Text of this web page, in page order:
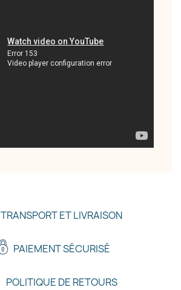
TRANSPORT ET LIVRAISON
PAIEMENT SÉCURISÉ
POLITIQUE DE RETOURS